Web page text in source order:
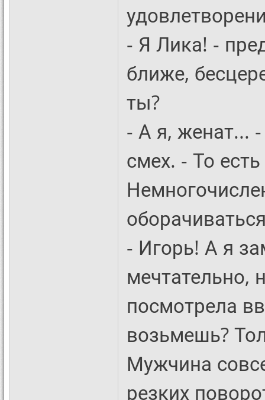
- Я Лика! -
ближе,
ты?
- А я, женат...
смех. - То
- Игорь! А я
мечтательно,
посмотрела
возьмешь?
Мужчина
резких